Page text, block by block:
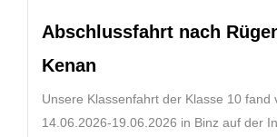
Abschlussfahrt nach
Kenan
Unsere Klassenfahrt der Klasse 10 fand
14.06.2026-19.06.2026 in Binz auf der